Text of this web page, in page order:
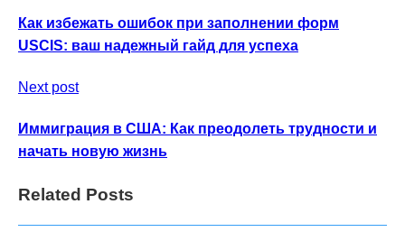
Как избежать ошибок при заполнении форм
USCIS: ваш надежный гайд для успеха
Next post
Иммиграция в США: Как преодолеть трудности и
начать новую жизнь
Related Posts